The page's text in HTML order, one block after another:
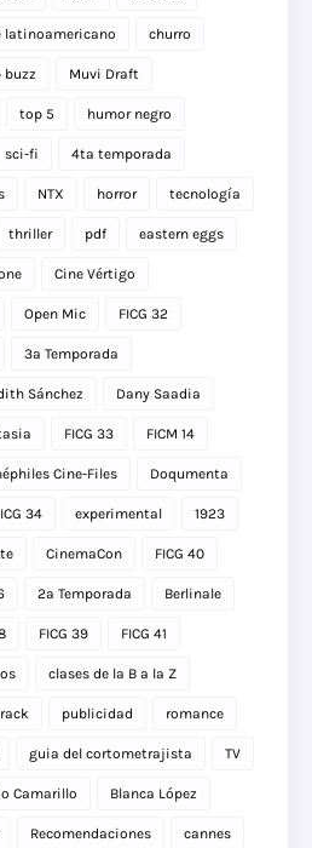
latinoamericano churro
buzz Muvi Draft
top 5 humor negro
sci-fi 4ta temporada
NTX horror tecnología
thriller pdf eastern eggs
Cine Vértigo
Open Mic FICG 32
3a Temporada
Sánchez Dany Saadia
FICG 33 FICM 14
Cine-Files Doqumenta
34 experimental 1923
CinemaCon FICG 40
2a Temporada Berlinale
FICG 39 FICG 41
clases de la B a la Z
publicidad romance
guia del cortometrajista TV
Camarillo Blanca López
Recomendaciones cannes